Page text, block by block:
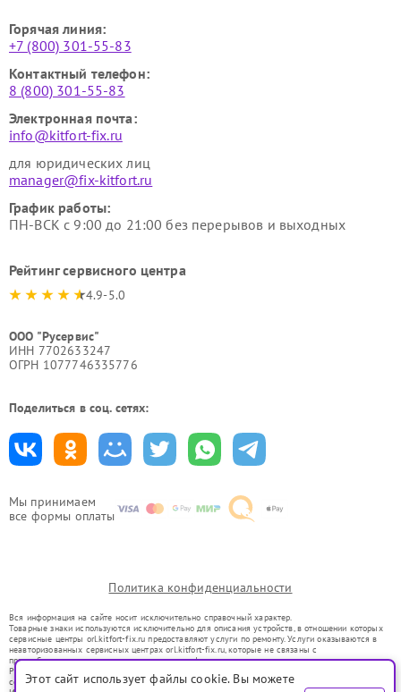
Мы принимаем
все формы оплаты
Горячая линия:
+7 (800) 301-55-83
Контактный телефон:
8 (800) 301-55-83
Электронная почта:
info@kitfort-fix.ru
для юридических лиц
manager@fix-kitfort.ru
График работы:
ПН-ВСК с 9:00 до 21:00 без перерывов и выходных
Рейтинг сервисного центра
4.9-5.0
ООО "Русервис"
ИНН 7702633247
ОГРН 1077746335776
Поделиться в соц. сетях:
Политика конфиденциальности
Вся информация на сайте носит исключительно справочный характер.
Товарные знаки используются исключительно для описания устройств, в отношении которых
сервисные центры orl.kitfort-fix.ru предоставляют услуги по ремонту. Услуги оказываются в
неавторизованных сервисных центрах orl.kitfort-fix.ru, которые не связаны с
правообладателями товарных знаков или их официальными представителями.
Ремонт осуществляется для устройств, уже введенных в гражданский оборот в соответствии
со статьей 1487 ГК РФ.
Этот сайт использует файлы cookie. Вы можете